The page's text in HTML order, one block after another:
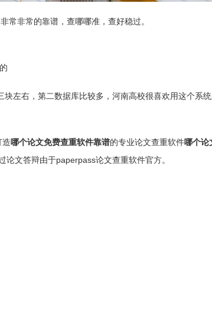
非常的靠谱，查哪哪准，查好稳过。
左右，第二数据库比较多，河南高校很喜欢用这个系
造哪个论文免费查重软件靠谱的专业论文查重软件哪个论
文答辩由于paperpass论文查重软件官方。